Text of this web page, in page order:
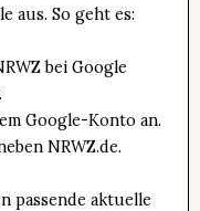
aus. So geht es:
bei Google
Google-Konto an.
NRWZ.de.
passende aktuelle